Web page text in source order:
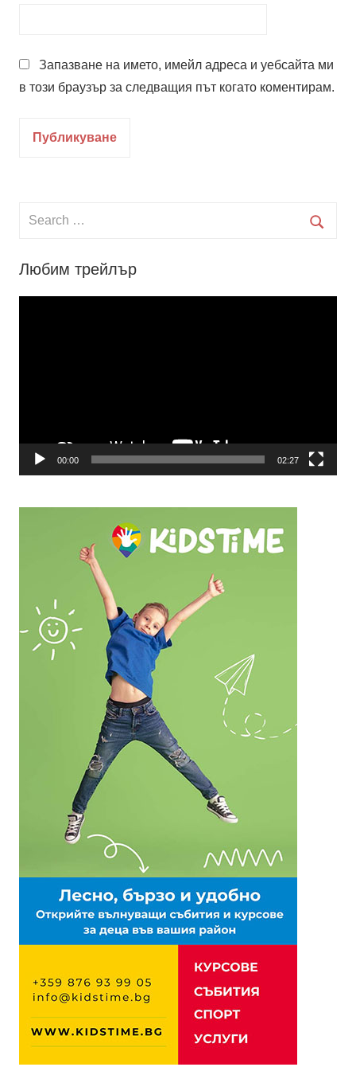
Запазване на името, имейл адреса и уебсайта ми
в този браузър за следващия път когато коментирам.
Search
Любим трейлър
00:00 02:27